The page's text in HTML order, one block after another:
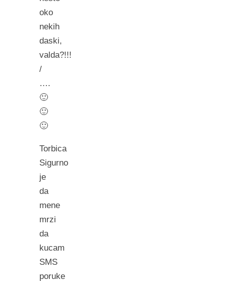
oko
nekih
daski,
valda?!!!
/
….
🙂
🙂
🙂
Torbica
Sigurno
je
da
mene
mrzi
da
kucam
SMS
poruke